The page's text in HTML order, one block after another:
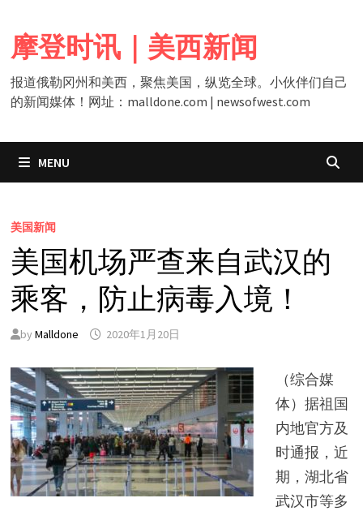
content
摩登时讯｜美西新闻
报道俄勒冈州和美西，聚焦美国，纵览全球。小伙伴们自己
的新闻媒体！网址：malldone.com | newsofwest.com
MENU
美国新闻
美国机场严查来自武汉的
乘客，防止病毒入境！
by Malldone 2020年1月20日
（综合媒
体）据祖国
内地官方及
时通报，近
期，湖北省
武汉市等多